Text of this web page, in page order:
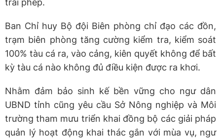
trái phép.
Ban Chỉ huy Bộ đội Biên phòng chỉ đạo các đồn,
trạm biên phòng tăng cường kiểm tra, kiểm soát
100% tàu cá ra, vào cảng, kiên quyết không để bất
kỳ tàu cá nào không đủ điều kiện được ra khơi.
Nhằm đảm bảo sinh kế bền vững cho ngư dân
UBND tỉnh cũng yêu cầu Sở Nông nghiệp và Môi
trường tham mưu triển khai đồng bộ các giải pháp
quản lý hoạt động khai thác gắn với mùa vụ, ngư